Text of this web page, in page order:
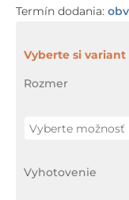
Termín dodania:
Rozmer
Vyhotovenie
množstvo
panelom